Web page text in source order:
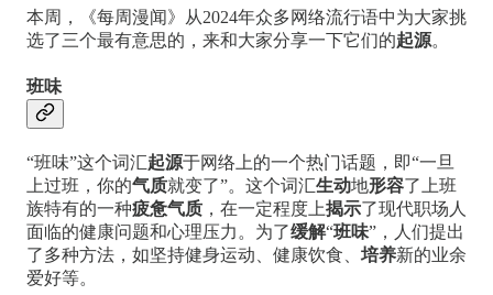
本周，《每周漫闻》从2024年众多网络流行语中为大家挑
选了三个最有意思的，来和大家分享一下它们的起源。
班味
“班味”这个词汇起源于网络上的一个热门话题，即“一旦
上过班，你的气质就变了”。这个词汇生动地形容了上班
族特有的一种疲惫气质 ，在一定程度上揭示了现代职场人
面临的健康问题和心理压力。为了缓解“班味”，人们提出
了多种方法，如坚持健身运动、健康饮食、 培养新的业余
爱好等。